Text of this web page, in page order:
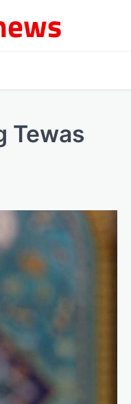
Tewas